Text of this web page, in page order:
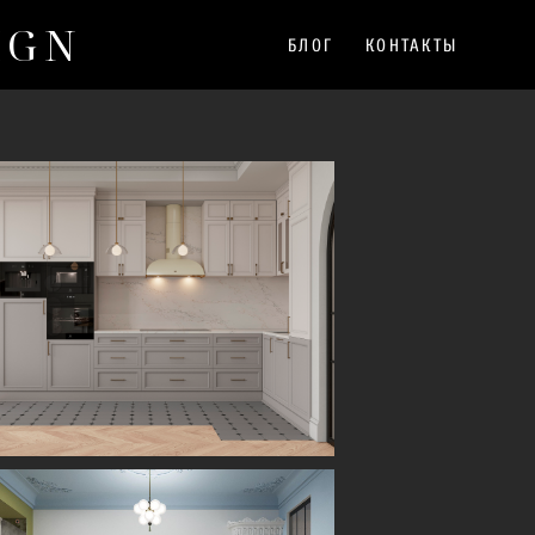
БЛОГ КОНТАКТЫ
БЛОГ КОНТАКТЫ